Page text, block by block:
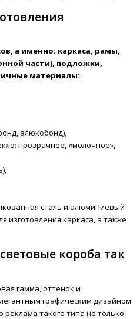
а именно: каркаса, рамы,
части), подложки,
материалы:
алюкобонд),
прозрачное, «молочное»,
сталь и алюминиевый
изготовления каркаса, а также
короба так
гамма, оттенок и
графическим дизайном
реклама такого типа не только